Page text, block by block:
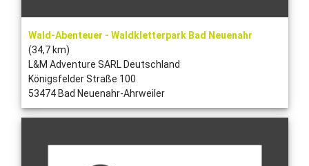
Wald-Abenteuer - Waldkletterpark Bad Neuenahr
(34,7 km)
L&M Adventure SARL Deutschland
Königsfelder Straße 100
53474 Bad Neuenahr-Ahrweiler